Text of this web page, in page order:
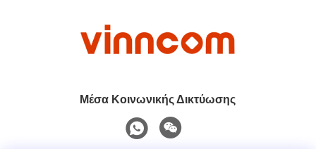
Μέσα Κοινωνικής Δικτύωσης